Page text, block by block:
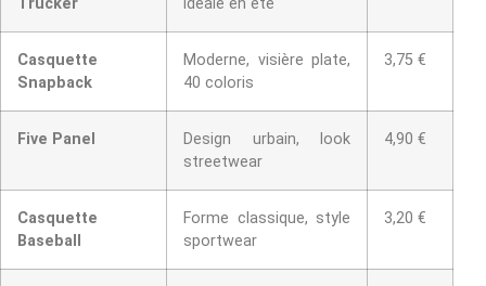
Casquette
Snapback
Moderne, visière plate,
40 coloris
3,75 €
Five Panel
Design urbain, look
streetwear
4,90 €
Casquette
Baseball
Forme classique, style
sportwear
3,20 €